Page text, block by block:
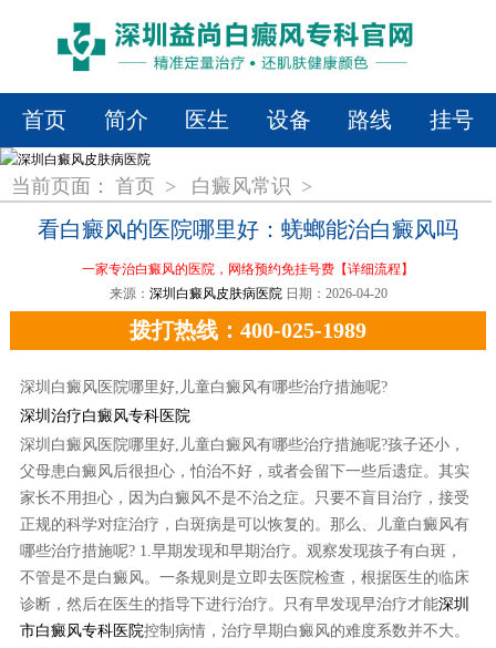
首页 简介 医生 设备 路线 挂号
当前页面： 首页 > 白癜风常识 >
看白癜风的医院哪里好：蜣螂能治白癜风吗
一家专治白癜风的医院，网络预约免挂号费 【详细流程】
来源： 深圳白癜风皮肤病医院 日期：2026-04-20
拨打热线：400-025-1989
深圳白癜风医院哪里好,儿童白癜风有哪些治疗措施呢?
深圳治疗白癜风专科医院
深圳白癜风医院哪里好,儿童白癜风有哪些治疗措施呢?孩子还小，
父母患白癜风后很担心，怕治不好，或者会留下一些后遗症。其实
家长不用担心，因为白癜风不是不治之症。只要不盲目治疗，接受
正规的科学对症治疗，白斑病是可以恢复的。那么、儿童白癜风有
哪些治疗措施呢? 1.早期发现和早期治疗。观察发现孩子有白斑，
不管是不是白癜风。一条规则是立即去医院检查，根据医生的临床
诊断，然后在医生的指导下进行治疗。只有早发现早治疗才能深圳
市白癜风专科医院控制病情，治疗早期白癜风的难度系数并不大。